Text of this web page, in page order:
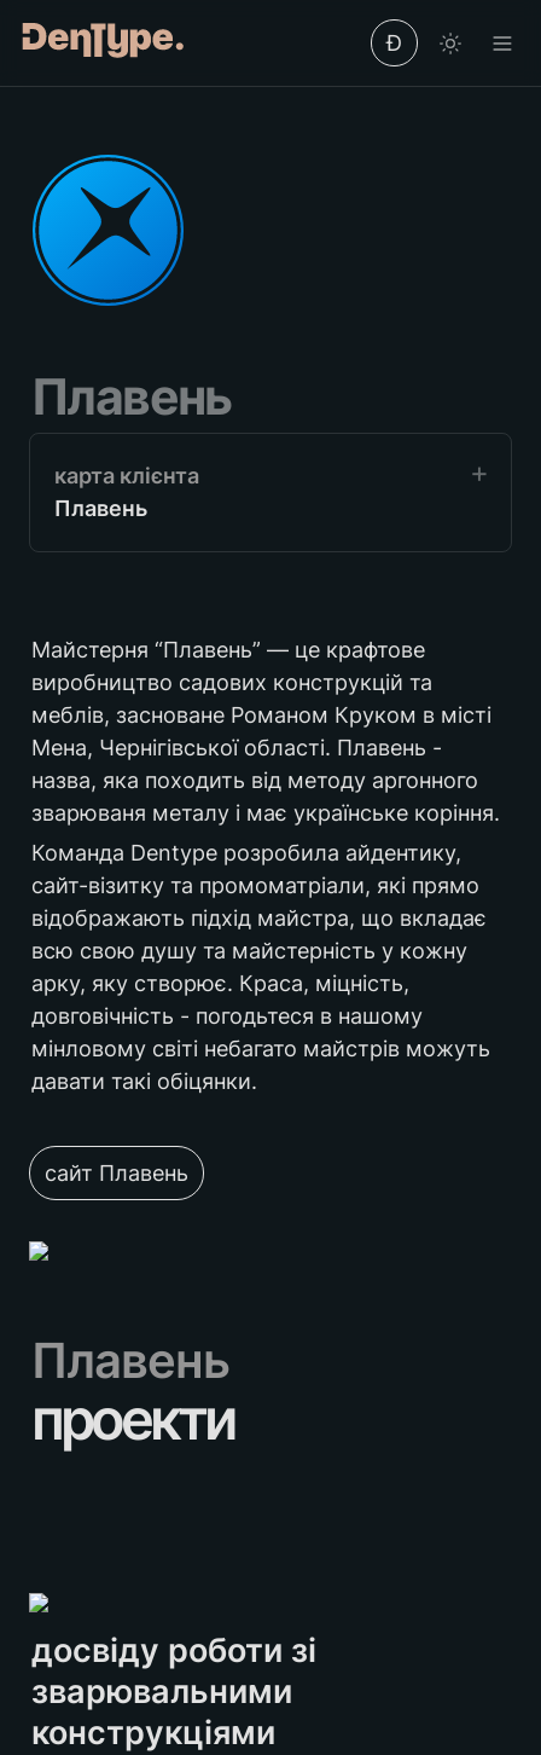
Ð
Плавень
Плавень
2024
B2С
садові конструкції
Майстерня “Плавень” — це крафтове
виробництво садових конструкцій та
меблів, засноване Романом Круком в місті
Мена, Чернігівської області. Плавень -
назва, яка походить від методу аргонного
зварюваня металу і має українське коріння.
Команда Dentype розробила айдентику,
сайт-візитку та промоматріали, які прямо
відображають підхід майстра, що вкладає
всю свою душу та майстерність у кожну
арку, яку створює. Краса, міцність,
довговічність - погодьтеся в нашому
мінловому світі небагато майстрів можуть
давати такі обіцянки.
сайт Плавень
Плавень
проекти
досвіду роботи зі
зварювальними
конструкціями